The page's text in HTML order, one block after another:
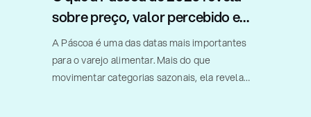
sobre preço, valor percebido e
estratégia no varejo
A Páscoa é uma das datas mais importantes
para o varejo alimentar. Mais do que
movimentar categorias sazonais, ela revela